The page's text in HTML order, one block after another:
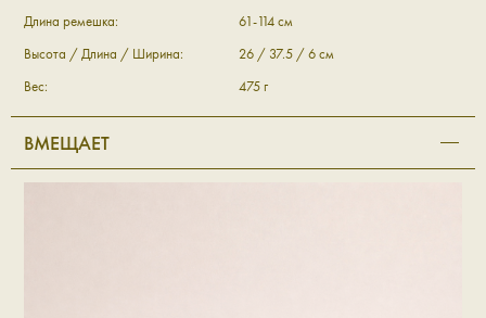
Длина ремешка:
61-114 см
Высота / Длина / Ширина:
26 / 37.5 / 6 см
Вес:
475 г
ВМЕЩАЕТ